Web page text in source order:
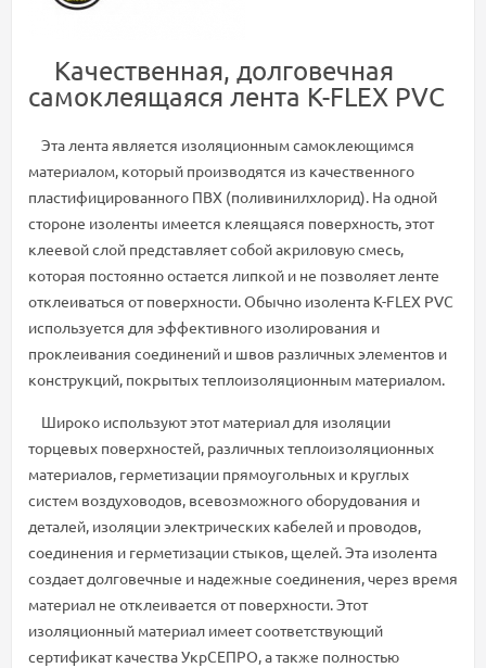
Качественная, долговечная
самоклеящаяся лента K-FLEX PVC
Эта лента является изоляционным самоклеющимся
материалом, который производятся из качественного
пластифицированного ПВХ (поливинилхлорид). На одной
стороне изоленты имеется клеящаяся поверхность, этот
клеевой слой представляет собой акриловую смесь,
которая постоянно остается липкой и не позволяет ленте
отклеиваться от поверхности. Обычно изолента K-FLEX PVC
используется для эффективного изолирования и
проклеивания соединений и швов различных элементов и
конструкций, покрытых теплоизоляционным материалом.
Широко используют этот материал для изоляции
торцевых поверхностей, различных теплоизоляционных
материалов, герметизации прямоугольных и круглых
систем воздуховодов, всевозможного оборудования и
деталей, изоляции электрических кабелей и проводов,
соединения и герметизации стыков, щелей. Эта изолента
создает долговечные и надежные соединения, через время
материал не отклеивается от поверхности. Этот
изоляционный материал имеет соответствующий
сертификат качества УкрСЕПРО, а также полностью